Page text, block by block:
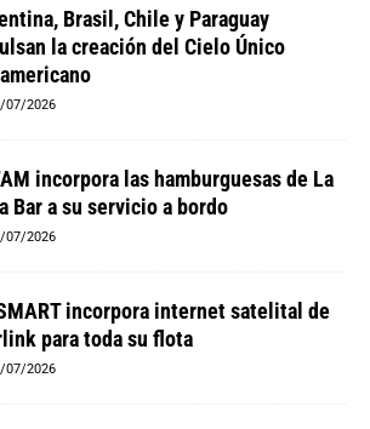
Brasil, Chile y Paraguay
la creación del Cielo Único
07/2026
incorpora las hamburguesas de La
Bar a su servicio a bordo
07/2026
incorpora internet satelital de
para toda su flota
07/2026